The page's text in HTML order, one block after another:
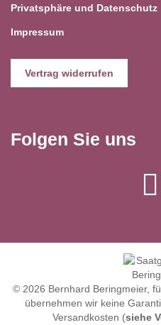
Privatsphäre und Datenschutz
Impressum
Vertrag widerrufen
Folgen Sie uns
© 2026 Bernhard Beringmeier,
übernehmen wir keine
Versandkosten (siehe